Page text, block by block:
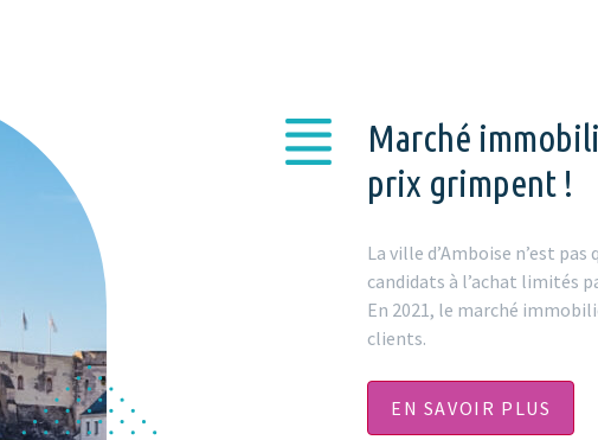
Marché
prix grimpent !
La ville d’Amboise n’est
candidats à l’achat limités
En 2021, le marché
clients.
EN SAVOIR PLUS